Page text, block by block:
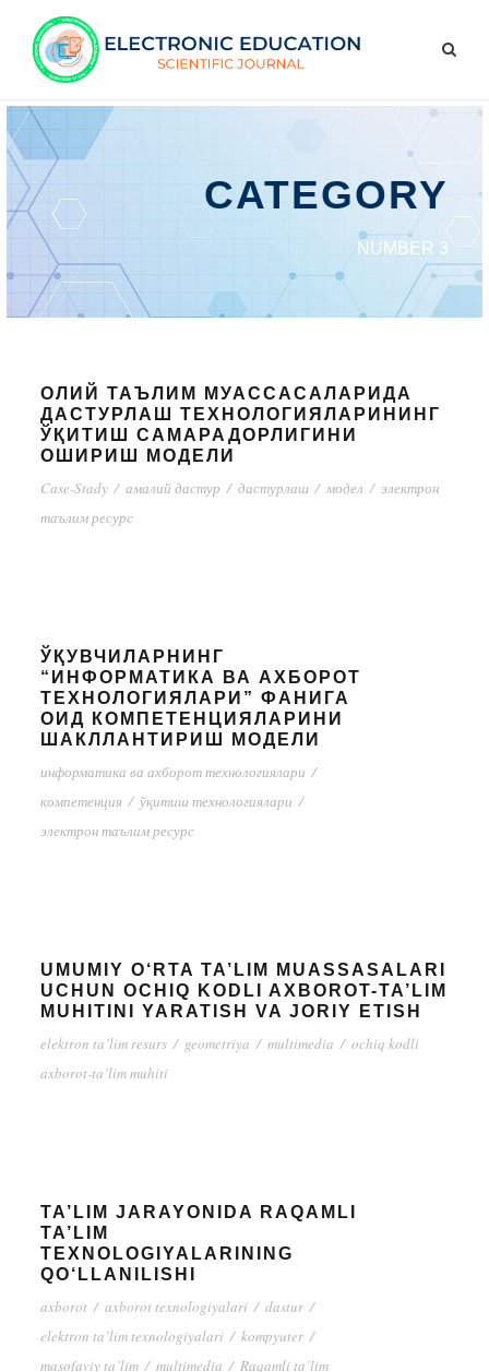
CATEGORY
NUMBER 3
ОЛИЙ ТАЪЛИМ МУАССАСАЛАРИДА
ДАСТУРЛАШ ТЕХНОЛОГИЯЛАРИНИНГ
ЎҚИТИШ САМАРАДОРЛИГИНИ
ОШИРИШ МОДЕЛИ
Case-Stady / амалий дастур / дастурлаш / модел / электрон
таълим ресурс
ЎҚУВЧИЛАРНИНГ
“ИНФОРМАТИКА ВА АХБОРОТ
ТЕХНОЛОГИЯЛАРИ” ФАНИГА
ОИД КОМПЕТЕНЦИЯЛАРИНИ
ШАКЛЛАНТИРИШ МОДЕЛИ
информатика ва ахборот технологиялари /
компетенция / ўқитиш технологиялари /
электрон таълим ресурс
UMUMIY O‘RTA TA’LIM MUASSASALARI
UCHUN OCHIQ KODLI AXBOROT-TA’LIM
MUHITINI YARATISH VA JORIY ETISH
elektron ta’lim resurs / geometriya / multimedia / ochiq kodli
axborot-ta’lim muhiti
TA’LIM JARAYONIDA RAQAMLI
TA’LIM
TEXNOLOGIYALARINING
QO‘LLANILISHI
axborot / axborot texnologiyalari / dastur /
elektron ta’lim texnologiyalari / kompyuter /
masofaviy ta’lim / multimedia / Raqamli ta’lim